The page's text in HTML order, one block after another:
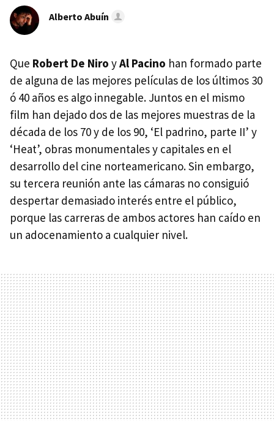
Alberto Abuín
Que Robert De Niro yAl Pacino han formado parte
de alguna de las mejores películas de los últimos 30
ó 40 años es algo innegable. Juntos en el mismo
film han dejado dos de las mejores muestras de la
década de los 70 y de los 90, ‘El padrino, parte II’ y
‘Heat’, obras monumentales y capitales en el
desarrollo del cine norteamericano. Sin embargo,
su tercera reunión ante las cámaras no consiguió
despertar demasiado interés entre el público,
porque las carreras de ambos actores han caído en
un adocenamiento a cualquier nivel.